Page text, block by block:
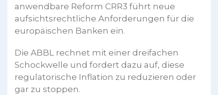
anwendbare Reform CRR3 führt neue
aufsichtsrechtliche Anforderungen für die
europäischen Banken ein.
Die ABBL rechnet mit einer dreifachen
Schockwelle und fordert dazu auf, diese
regulatorische Inflation zu reduzieren oder
gar zu stoppen.